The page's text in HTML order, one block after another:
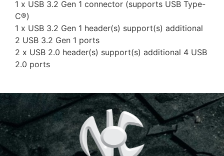
1 x USB 3.2 Gen 1 connector (supports USB Type-
C®)
1 x USB 3.2 Gen 1 header(s) support(s) additional
2 USB 3.2 Gen 1 ports
2 x USB 2.0 header(s) support(s) additional 4 USB
2.0 ports